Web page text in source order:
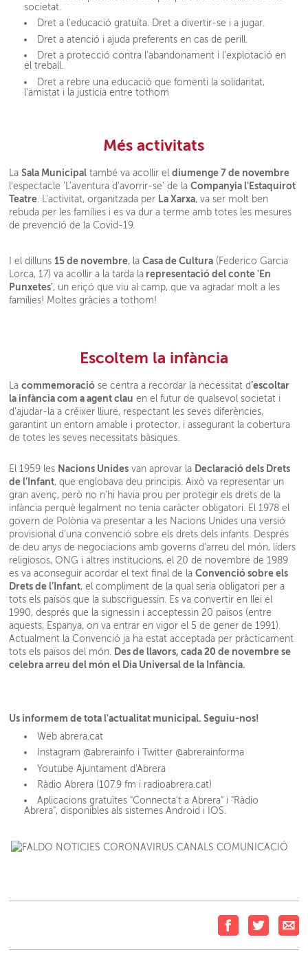
societat.
Dret a l'educació gratuïta. Dret a divertir-se i a jugar.
Dret a atenció i ajuda preferents en cas de perill.
Dret a protecció contra l'abandonament i l'explotació en
el treball.
Dret a rebre una educació que fomenti la solidaritat,
l'amistat i la justícia entre tothom
Més activitats
LaSala Municipal també va acollir eldiumenge 7 de novembre
l'espectacle 'L'aventura d'avorrir-se' de laCompanyia l'Estaquirot
Teatre . L'activitat, organitzada per La Xarxa, va ser molt ben
rebuda per les famílies i es va dur a terme amb totes les mesures
de prevenció de la Covid-19.
I el dilluns15 de novembre, laCasa de Cultura (Federico Garcia
Lorca, 17) va acollir a la tarda la representació del conte 'En
Punxetes', un eriçó que viu al camp, que va agradar molt a les
famílies! Moltes gràcies a tothom!
Escoltem la infància
Lacommemoració se centra a recordar la necessitat d’escoltar
la infància com a agent clau en el futur de qualsevol societat i
d’ajudar-la a créixer lliure, respectant les seves diferències,
garantint un entorn amable i protector, i assegurant la cobertura
de totes les seves necessitats bàsiques.
El 1959 les Nacions Unides van aprovar la Declaració dels Drets
de l’Infant, que englobava deu principis. Això va representar un
gran avenç, però no n’hi havia prou per protegir els drets de la
infància perquè legalment no tenia caràcter obligatori. El 1978 el
govern de Polònia va presentar a les Nacions Unides una versió
provisional d’una convenció sobre els drets dels infants. Després
de deu anys de negociacions amb governs d’arreu del món, líders
religiosos, ONG i altres institucions, el 20 de novembre de 1989
es va aconseguir acordar el text final de laConvenció sobre els
Drets de l’Infant, el compliment de la qual seria obligatori per a
tots els països que la subscriguessin. Es va convertir en llei el
1990, després que la signessin i acceptessin 20 països (entre
aquests, Espanya, on va entrar en vigor el 5 de gener de 1991).
Actualment la Convenció ja ha estat acceptada per pràcticament
tots els països del món. Des de llavors, cada 20 de novembre se
celebra arreu del món el Dia Universal de la Infància.
Us informem de tota l'actualitat municipal. Seguiu-nos!
Web abrera.cat
Instagram @abrerainfo i Twitter @abrerainforma
Youtube Ajuntament d'Abrera
Ràdio Abrera (107.9 fm i radioabrera.cat)
Aplicacions gratuïtes "Connecta't a Abrera" i "Ràdio
Abrera", disponibles als sistemes Android i IOS.